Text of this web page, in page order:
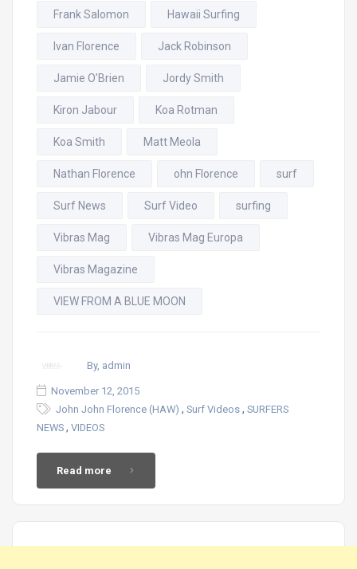
Frank Salomon Hawaii Surfing
Ivan Florence Jack Robinson
Jamie O’Brien Jordy Smith
Kiron Jabour Koa Rotman
Koa Smith Matt Meola
Nathan Florence ohn Florence surf
Surf News Surf Video surfing
Vibras Mag Vibras Mag Europa
Vibras Magazine
VIEW FROM A BLUE MOON
By, admin
November 12, 2015
John John Florence (HAW) , Surf Videos , SURFERS
NEWS , VIDEOS
Read more